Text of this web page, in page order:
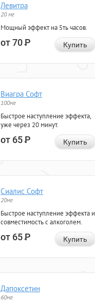
Левитра
20 мг
Мощный эффект на 5ть часов.
от 70Р Купить
Виагра Софт
100мг
Быстрое наступление эффекта,
уже через 20 минут.
от 65Р Купить
Сиалис Софт
20мг
Быстрое наступление эффекта и
совместимость с алкоголем.
от 65Р Купить
Дапоксетин
60мг